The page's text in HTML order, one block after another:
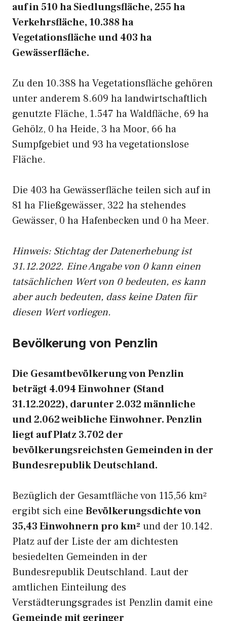
auf in 510 ha Siedlungsfläche, 255 ha
Verkehrsfläche, 10.388 ha
Vegetationsfläche und 403 ha
Gewässerfläche.
Zu den 10.388 ha Vegetationsfläche gehören
unter anderem 8.609 ha landwirtschaftlich
genutzte Fläche, 1.547 ha Waldfläche, 69 ha
Gehölz, 0 ha Heide, 3 ha Moor, 66 ha
Sumpfgebiet und 93 ha vegetationslose
Fläche.
Die 403 ha Gewässerfläche teilen sich auf in
81 ha Fließgewässer, 322 ha stehendes
Gewässer, 0 ha Hafenbecken und 0 ha Meer.
Hinweis: Stichtag der Datenerhebung ist
31.12.2022. Eine Angabe von 0 kann einen
tatsächlichen Wert von 0 bedeuten, es kann
aber auch bedeuten, dass keine Daten für
diesen Wert vorliegen.
Bevölkerung von Penzlin
Die Gesamtbevölkerung von Penzlin
beträgt 4.094 Einwohner (Stand
31.12.2022), darunter 2.032 männliche
und 2.062 weibliche Einwohner. Penzlin
liegt auf Platz 3.702 der
bevölkerungsreichsten Gemeinden in der
Bundesrepublik Deutschland.
Bezüglich der Gesamtfläche von 115,56 km²
ergibt sich eine Bevölkerungsdichte von
35,43 Einwohnern pro km² und der 10.142.
Platz auf der Liste der am dichtesten
besiedelten Gemeinden in der
Bundesrepublik Deutschland. Laut der
amtlichen Einteilung des
Verstädterungsgrades ist Penzlin damit eine
Gemeinde mit geringer